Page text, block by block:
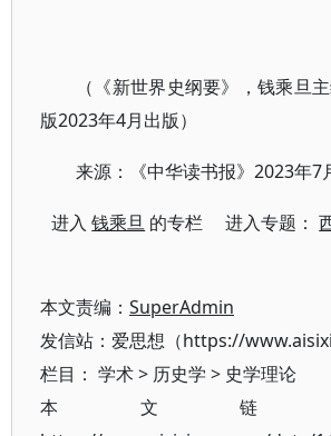
（《新世界史纲要》，钱乘旦
版2023年4月出版）
来源：《中华读书报》2023年7
进入钱乘旦 的专栏 进入专题：
本文责编： SuperAdmin
发信站：爱思想（https://
栏目： 学术> 历史学 > 史学理论
本文链